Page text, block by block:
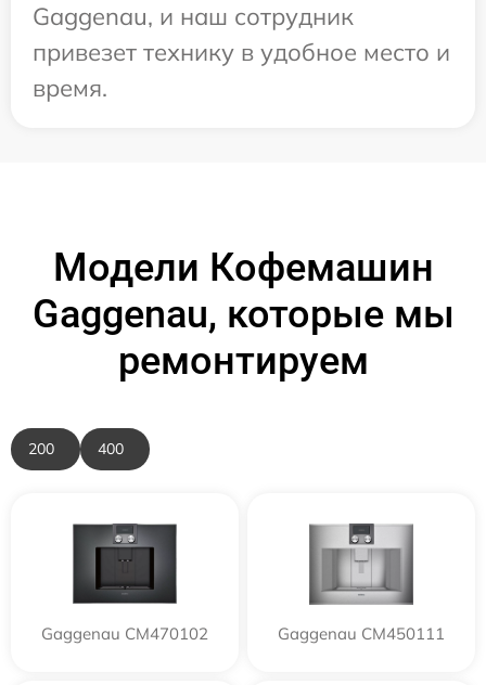
Gaggenau, и наш сотрудник
привезет технику в удобное место и
время.
Модели Кофемашин
Gaggenau, которые мы
ремонтируем
200 400
Gaggenau CM470102 Gaggenau CM450111